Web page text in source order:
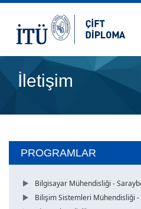
İletişim
PROGRAMLAR
Bilgisayar Mühendisliği -
Bilişim Sistemleri Mühendisliği -